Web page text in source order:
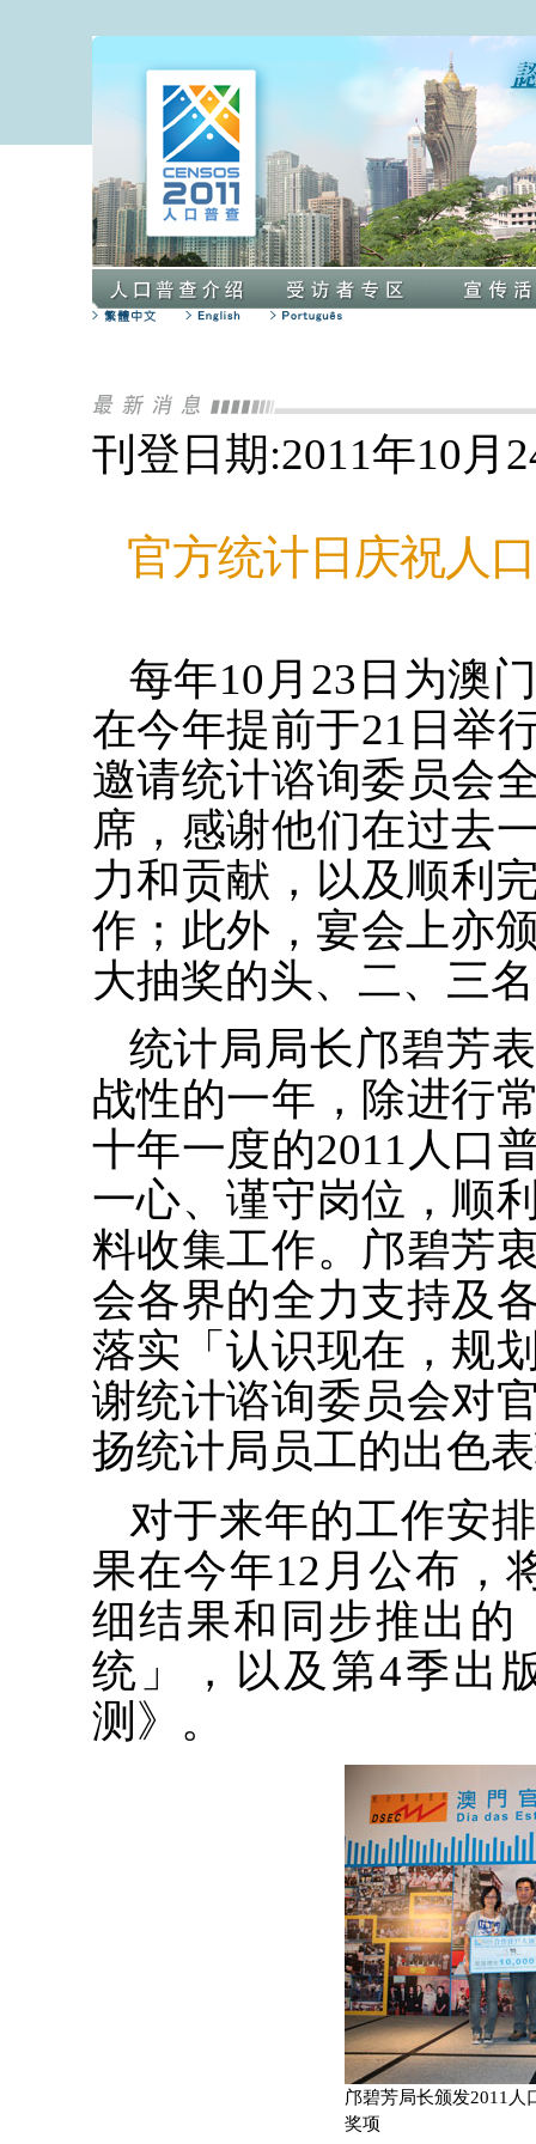
刊登日期:2011年10月
官方统计日庆祝人
每年10月23日为澳
在今年提前于21日举
邀请统计谘询委员会
席，感谢他们在过去
力和贡献，以及顺利
作；此外，宴会上亦
大抽奖的头、二、三
统计局局长邝碧芳
战性的一年，除进行
十年一度的2011人口
一心、谨守岗位，顺
料收集工作。邝碧芳
会各界的全力支持及
落实「认识现在，规
谢统计谘询委员会对
扬统计局员工的出色
对于来年的工作安
果在今年12月公布，
细结果和同步推出的
统」，以及第4季出
测》。
邝碧芳局长颁发2011人
奖项